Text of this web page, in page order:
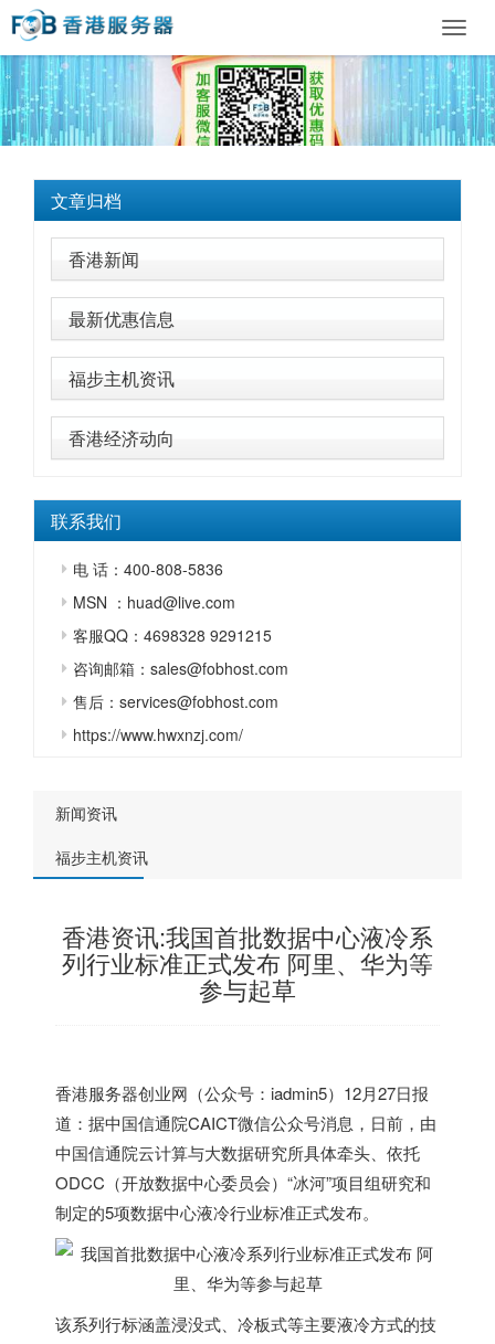
文章归档
香港新闻
最新优惠信息
福步主机资讯
香港经济动向
联系我们
电 话：400-808-5836
MSN ：huad@live.com
客服QQ：4698328 9291215
咨询邮箱：sales@fobhost.com
售后：services@fobhost.com
https://www.hwxnzj.com/
新闻资讯
福步主机资讯
香港资讯:我国首批数据中心液冷系
列行业标准正式发布 阿里、华为等
参与起草
香港服务器创业网（公众号：iadmin5）12月27日报
道：据中国信通院CAICT微信公众号消息，日前，由
中国信通院云计算与大数据研究所具体牵头、依托
ODCC（开放数据中心委员会）“冰河”项目组研究和
制定的5项数据中心液冷行业标准正式发布。
该系列行标涵盖浸没式、冷板式等主要液冷方式的技